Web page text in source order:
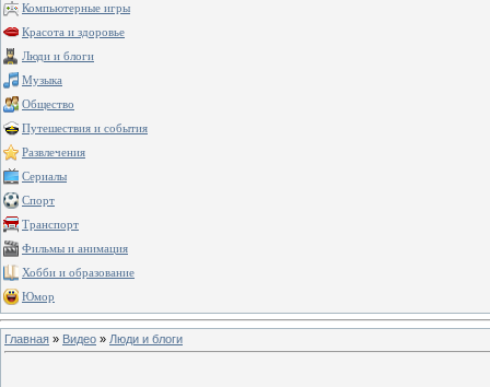
Компьютерные игры
Красота и здоровье
Люди и блоги
Музыка
Общество
Путешествия и события
Развлечения
Сериалы
Спорт
Транспорт
Фильмы и анимация
Хобби и образование
Юмор
Главная » Видео » Люди и блоги